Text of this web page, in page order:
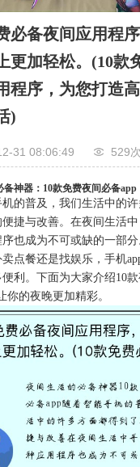
必备夜间应用程
更加轻松。(10款
程序，为您打造
)
31 08:06:49 529次
备神器：10款免费夜间必备app
机的普及，我们生活中的
捷与改善。在夜间生活
也成为不可或缺的一部
点餐还是找娱乐，手机
利。下面为大家介绍10
你的夜晚更加精彩。